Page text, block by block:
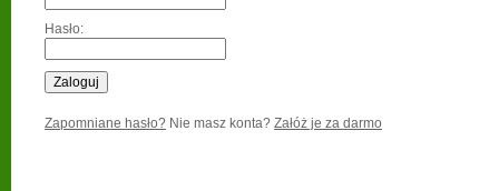
Hasło:
Zapomniane hasło? Nie masz konta? Załóż je za darmo